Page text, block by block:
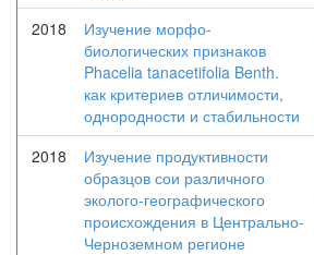
2018
Изучение морфо-
биологических признаков
Phacelia tanacetifolia Benth.
как критериев отличимости,
однородности и стабильности
2018
Изучение продуктивности
образцов сои различного
эколого-географического
происхождения в Центрально-
Черноземном регионе